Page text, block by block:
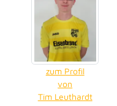
zum Profil
von
Tim Leuthardt